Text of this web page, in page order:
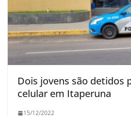
Dois jovens são detidos
celular em Itaperuna
15/12/2022